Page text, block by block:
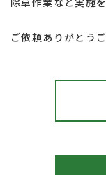
ご依頼ありがとう